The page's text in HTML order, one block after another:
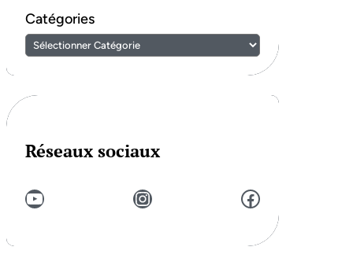
Catégories
Réseaux sociaux
YouTube Instagram Facebook